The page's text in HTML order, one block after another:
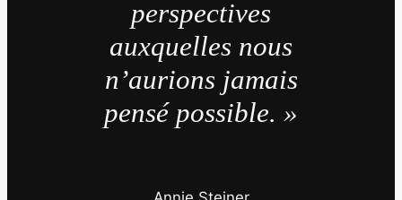
perspectives
auxquelles nous
n’aurions jamais
pensé possible. »